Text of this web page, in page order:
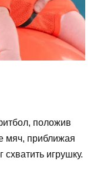
положив
мяч, приближая
схватить игрушку.